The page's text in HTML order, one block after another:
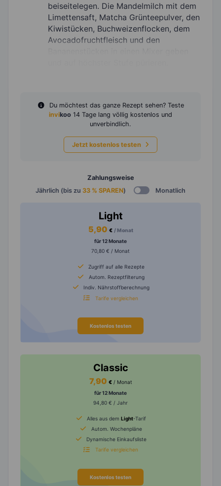
beiseitelegen. Die Mandelmilch mit dem
Limettensaft, Matcha Grünteepulver, den
Kiwistücken, Buchweizenflocken, dem
Avocadofruchtfleisch und den
Du möchtest das ganze Rezept sehen? Teste
invikoo 14 Tage lang völlig kostenlos und
unverbindlich.
Jetzt kostenlos testen
Zahlungsweise
Jährlich (bis zu 33 % SPAREN) Monatlich
Light
5,90 € / Monat
für 12 Monate
70,80 € / Monat
Zugriff auf alle Rezepte
Autom. Rezeptfilterung
Indiv. Nährstoffberechnung
Tarife vergleichen
Kostenlos testen
Classic
7,90 € / Monat
für 12 Monate
94,80 € / Jahr
Alles aus dem Light-Tarif
Autom. Wochenpläne
Dynamische Einkaufsliste
Tarife vergleichen
Kostenlos testen